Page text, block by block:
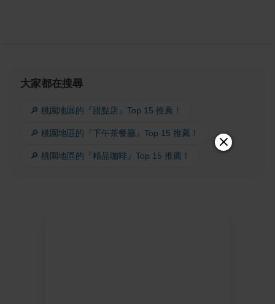
大家都在搜尋
🔎 桃園地區的『甜點店』Top 15 推薦！
🔎 桃園地區的『下午茶餐廳』Top 15 推薦！
🔎 桃園地區的『精品咖啡』Top 15 推薦！